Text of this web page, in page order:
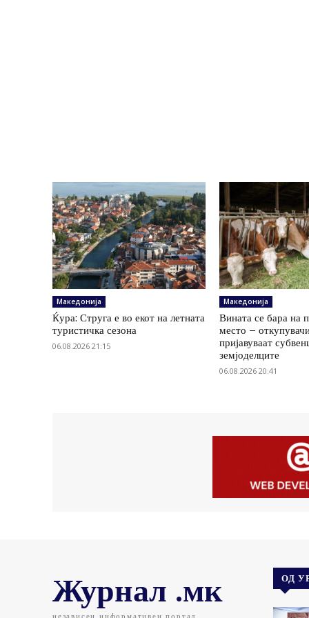
Македонија
Ќура: Струга е во екот на летната
туристичка сезона
06.08.2026 21:15
Македонија
Вината се бара на
место –
пријавуваат
земјоделците
06.08.2026 20:41
Журнал .мк ОД